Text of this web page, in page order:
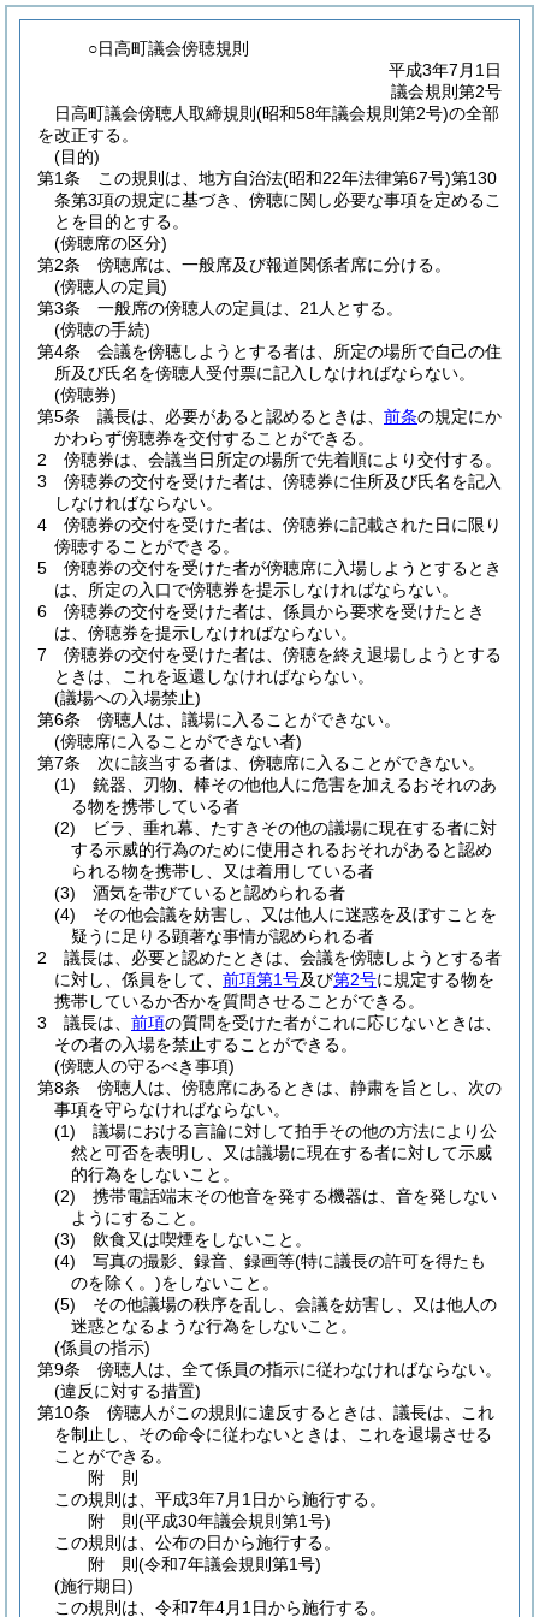
○日高町議会傍聴規則
平成3年7月1日
議会規則第2号
日高町議会傍聴人取締規則(昭和58年議会規則第2号)の全部
を改正する。
(目的)
第1条
この規則は、地方自治法(昭和22年法律第67号)第130
条第3項の規定に基づき、傍聴に関し必要な事項を定めるこ
とを目的とする。
(傍聴席の区分)
第2条
傍聴席は、一般席及び報道関係者席に分ける。
(傍聴人の定員)
第3条
一般席の傍聴人の定員は、21人とする。
(傍聴の手続)
第4条
会議を傍聴しようとする者は、所定の場所で自己の住
所及び氏名を傍聴人受付票に記入しなければならない。
(傍聴券)
第5条
議長は、必要があると認めるときは、 前条の規定にか
かわらず傍聴券を交付することができる。
2
傍聴券は、会議当日所定の場所で先着順により交付する。
3
傍聴券の交付を受けた者は、傍聴券に住所及び氏名を記入
しなければならない。
4
傍聴券の交付を受けた者は、傍聴券に記載された日に限り
傍聴することができる。
5
傍聴券の交付を受けた者が傍聴席に入場しようとするとき
は、所定の入口で傍聴券を提示しなければならない。
6
傍聴券の交付を受けた者は、係員から要求を受けたとき
は、傍聴券を提示しなければならない。
7
傍聴券の交付を受けた者は、傍聴を終え退場しようとする
ときは、これを返還しなければならない。
(議場への入場禁止)
第6条
傍聴人は、議場に入ることができない。
(傍聴席に入ることができない者)
第7条
次に該当する者は、傍聴席に入ることができない。
(1)
銃器、刃物、棒その他他人に危害を加えるおそれのあ
る物を携帯している者
(2)
ビラ、垂れ幕、たすきその他の議場に現在する者に対
する示威的行為のために使用されるおそれがあると認め
られる物を携帯し、又は着用している者
(3)
酒気を帯びていると認められる者
(4)
その他会議を妨害し、又は他人に迷惑を及ぼすことを
疑うに足りる顕著な事情が認められる者
2
議長は、必要と認めたときは、会議を傍聴しようとする者
に対し、係員をして、 前項第1号及び第2号に規定する物を
携帯しているか否かを質問させることができる。
3
議長は、 前項の質問を受けた者がこれに応じないときは、
その者の入場を禁止することができる。
(傍聴人の守るべき事項)
第8条
傍聴人は、傍聴席にあるときは、静粛を旨とし、次の
事項を守らなければならない。
(1)
議場における言論に対して拍手その他の方法により公
然と可否を表明し、又は議場に現在する者に対して示威
的行為をしないこと。
(2)
携帯電話端末その他音を発する機器は、音を発しない
ようにすること。
(3)
飲食又は喫煙をしないこと。
(4)
写真の撮影、録音、録画等(特に議長の許可を得たも
のを除く。)をしないこと。
(5)
その他議場の秩序を乱し、会議を妨害し、又は他人の
迷惑となるような行為をしないこと。
(係員の指示)
第9条
傍聴人は、全て係員の指示に従わなければならない。
(違反に対する措置)
第10条
傍聴人がこの規則に違反するときは、議長は、これ
を制止し、その命令に従わないときは、これを退場させる
ことができる。
附 則
この規則は、平成3年7月1日から施行する。
附 則(平成30年議会規則第1号)
この規則は、公布の日から施行する。
附 則(令和7年議会規則第1号)
(施行期日)
この規則は、令和7年4月1日から施行する。